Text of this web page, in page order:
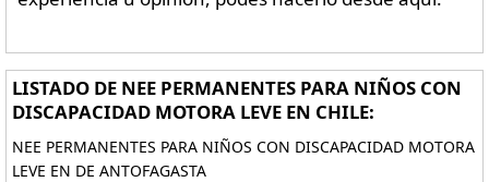
LISTADO DE NEE PERMANENTES PARA NIÑOS CON
DISCAPACIDAD MOTORA LEVE EN CHILE:
NEE PERMANENTES PARA NIÑOS CON DISCAPACIDAD MOTORA
LEVE EN DE ANTOFAGASTA